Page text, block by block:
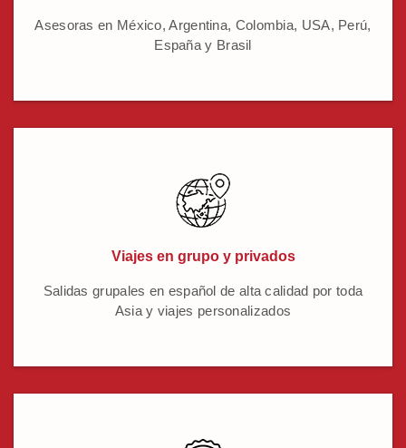
Asesoras en México, Argentina, Colombia, USA, Perú,
España y Brasil
Viajes en grupo y privados
Salidas grupales en español de alta calidad por toda
Asia y viajes personalizados